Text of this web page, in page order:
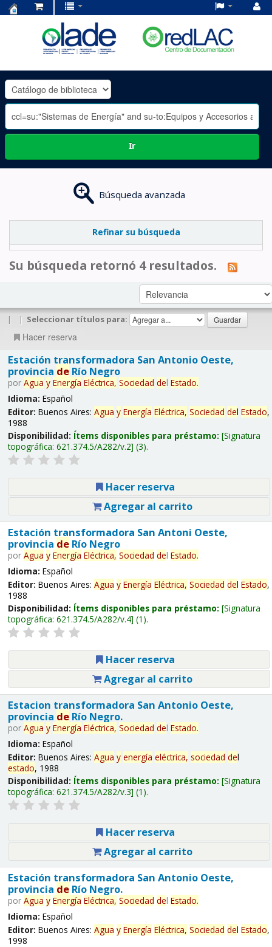
OLADE
-
Ir
Búsqueda avanzada
Refinar su búsqueda
Su búsqueda retornó 4 resultados.
| | Seleccionar títulos para:
Hacer reserva
Estación transformadora San Antonio Oeste,
provincia deRío Negro
por Agua y Energía Eléctrica, Sociedad del Estado.
Idioma: Español
Editor: Buenos Aires: Agua y Energía Eléctrica, Sociedad del Estado,
1988
Disponibilidad: Ítems disponibles para préstamo: Signatura
topográfica: 621.374.5/A282/v.2 (3).
Hacer reserva
Agregar al carrito
Estación transformadora San Antoni Oeste,
provincia deRío Negro
por Agua y Energía Eléctrica, Sociedad del Estado.
Idioma: Español
Editor: Buenos Aires: Agua y Energía Eléctrica, Sociedad del Estado,
1988
Disponibilidad: Ítems disponibles para préstamo: Signatura
topográfica: 621.374.5/A282/v.4 (1).
Hacer reserva
Agregar al carrito
Estacion transformadora San Antonio Oeste,
provincia deRío Negro.
por Agua y Energía Eléctrica, Sociedad del Estado.
Idioma: Español
Editor: Buenos Aires: Agua y energía eléctrica, sociedad del
estado, 1988
Disponibilidad: Ítems disponibles para préstamo: Signatura
topográfica: 621.374.5/A282/v.3 (1).
Hacer reserva
Agregar al carrito
Estación transformadora San Antonio Oeste,
provincia deRío Negro.
por Agua y Energía Eléctrica, Sociedad del Estado.
Idioma: Español
Editor: Buenos Aires: Agua y Energía Eléctrica, Sociedad del Estado,
1998